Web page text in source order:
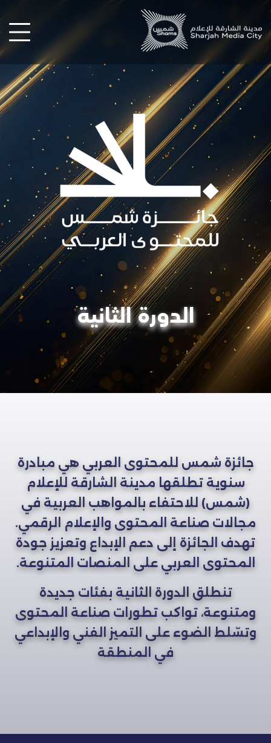
الدورة الثانية
جائزة شمس للمحتوى العربي هي مبادرة
سنوية تطلقها مدينة الشارقة للإعلام
(شمس) للاحتفاء بالمواهب العربية في
مجالات صناعة المحتوى والإعلام الرقمي.
تهدف الجائزة إلى دعم الإبداع وتعزيز جودة
المحتوى العربي على المنصات المتنوعة.
تنطلق الدورة الثانية بفئات جديدة
ومتنوعة، تواكب تطورات صناعة المحتوى
وتسّلط الضوء على التميز الفني والإبداعي
في المنطقة